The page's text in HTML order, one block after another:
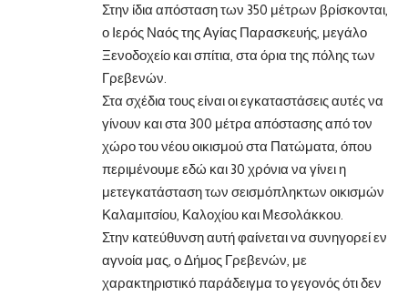
Στην ίδια απόσταση των 350 μέτρων βρίσκονται,
ο Ιερός Ναός της Αγίας Παρασκευής, μεγάλο
Ξενοδοχείο και σπίτια, στα όρια της πόλης των
Γρεβενών.
Στα σχέδια τους είναι οι εγκαταστάσεις αυτές να
γίνουν και στα 300 μέτρα απόστασης από τον
χώρο του νέου οικισμού στα Πατώματα, όπου
περιμένουμε εδώ και 30 χρόνια να γίνει η
μετεγκατάσταση των σεισμόπληκτων οικισμών
Καλαμιτσίου, Καλοχίου και Μεσολάκκου.
Στην κατεύθυνση αυτή φαίνεται να συνηγορεί εν
αγνοία μας, ο Δήμος Γρεβενών, με
χαρακτηριστικό παράδειγμα το γεγονός ότι δεν